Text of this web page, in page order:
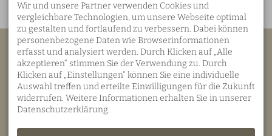
Mein Landhaus
Familie Rauch
Ortwanger Esch 2
D-87545 Burgberg
Wir und unsere Partner verwenden Cookies und
vergleichbare Technologien, um unsere Webseite optimal
zu gestalten und fortlaufend zu verbessern. Dabei können
personenbezogene Daten wie Browserinformationen
erfasst und analysiert werden. Durch Klicken auf „Alle
akzeptieren“ stimmen Sie der Verwendung zu. Durch
Klicken auf „Einstellungen“ können Sie eine individuelle
Auswahl treffen und erteilte Einwilligungen für die Zukunft
widerrufen. Weitere Informationen erhalten Sie in unserer
Datenschutzerklärung.